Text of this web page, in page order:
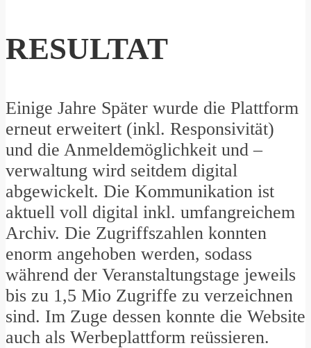
RESULTAT
Einige Jahre Später wurde die Plattform
erneut erweitert (inkl. Responsivität)
und die Anmeldemöglichkeit und –
verwaltung wird seitdem digital
abgewickelt. Die Kommunikation ist
aktuell voll digital inkl. umfangreichem
Archiv. Die Zugriffszahlen konnten
enorm angehoben werden, sodass
während der Veranstaltungstage jeweils
bis zu 1,5 Mio Zugriffe zu verzeichnen
sind. Im Zuge dessen konnte die Website
auch als Werbeplattform reüssieren.